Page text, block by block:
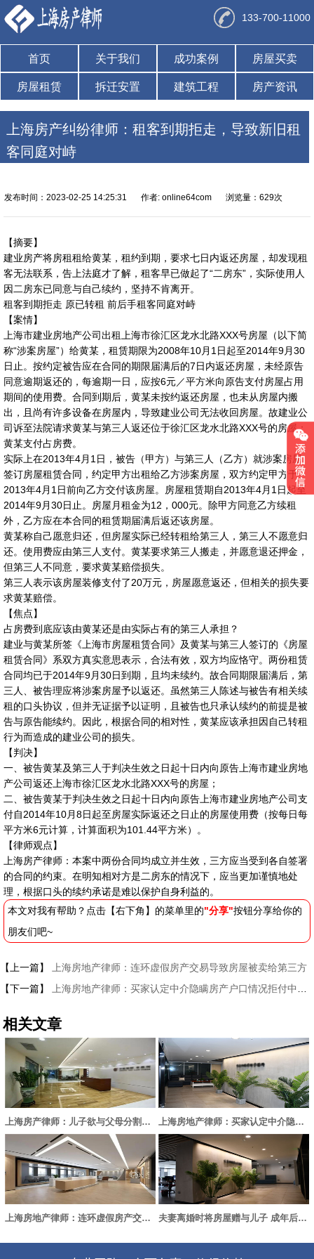
133-700-11000
首页 关于我们 成功案例 房屋买卖
房屋租赁 拆迁安置 建筑工程 房产资讯
上海房产纠纷律师：租客到期拒走，导致新旧租
客同庭对峙
发布时间：2023-02-25 14:25:31 作者: online64com 浏览量：629次
【摘要】
建业房产将房租租给黄某，租约到期，要求七日内返还房屋，却发现租
客无法联系，告上法庭才了解，租客早已做起了“二房东”，实际使用人
因二房东已同意与自己续约，坚持不肯离开。
租客到期拒走 原已转租 前后手租客同庭对峙
【案情】
上海市建业房地产公司出租上海市徐汇区龙水北路XXX号房屋（以下简
称“涉案房屋”）给黄某，租赁期限为2008年10月1日起至2014年9月30
日止。按约定被告应在合同的期限届满后的7日内返还房屋，未经原告
同意逾期返还的，每逾期一日，应按6元／平方米向原告支付房屋占用
期间的使用费。合同到期后，黄某未按约返还房屋，也未从房屋内搬
出，且尚有许多设备在房屋内，导致建业公司无法收回房屋。故建业公
司诉至法院请求黄某与第三人返还位于徐汇区龙水北路XXX号的房屋；
黄某支付占房费。
实际上在2013年4月1日，被告（甲方）与第三人（乙方）就涉案房屋
签订房屋租赁合同，约定甲方出租给乙方涉案房屋，双方约定甲方于
2013年4月1日前向乙方交付该房屋。房屋租赁期自2013年4月1日起至
2014年9月30日止。房屋月租金为12，000元。除甲方同意乙方续租
外，乙方应在本合同的租赁期届满后返还该房屋。
黄某称自己愿意归还，但房屋实际已经转租给第三人，第三人不愿意归
还。使用费应由第三人支付。黄某要求第三人搬走，并愿意退还押金，
但第三人不同意，要求黄某赔偿损失。
第三人表示该房屋装修支付了20万元，房屋愿意返还，但相关的损失要
求黄某赔偿。
【焦点】
占房费到底应该由黄某还是由实际占有的第三人承担？
建业与黄某所签《上海市房屋租赁合同》及黄某与第三人签订的《房屋
租赁合同》系双方真实意思表示，合法有效，双方均应恪守。两份租赁
合同均已于2014年9月30日到期，且均未续约。故合同期限届满后，第
三人、被告理应将涉案房屋予以返还。虽然第三人陈述与被告有相关续
租的口头协议，但并无证据予以证明，且被告也只承认续约的前提是被
告与原告能续约。因此，根据合同的相对性，黄某应该承担因自己转租
行为而造成的建业公司的损失。
【判决】
一、被告黄某及第三人于判决生效之日起十日内向原告上海市建业房地
产公司返还上海市徐汇区龙水北路XXX号的房屋；
二、被告黄某于判决生效之日起十日内向原告上海市建业房地产公司支
付自2014年10月8日起至房屋实际返还之日止的房屋使用费（按每日每
平方米6元计算，计算面积为101.44平方米）。
【律师观点】
上海房产律师：本案中两份合同均成立并生效，三方应当受到各自签署
的合同的约束。在明知相对方是二房东的情况下，应当更加谨慎地处
理，根据口头的续约承诺是难以保护自身利益的。
本文对我有帮助？点击【右下角】的菜单里的"分享"按钮分享给你的
朋友们吧~
【上一篇】
上海房地产律师：连环虚假房产交易导致房屋被卖给第三方
【下一篇】
上海房地产律师：买家认定中介隐瞒房产户口情况拒付中介费
相关文章
上海房产律师：儿子欲与父母分割共有房屋终败诉 上海房地产律师：买家认定中介隐瞒房产户口情况拒付中介费
上海房地产律师：连环虚假房产交易导致房屋被卖给第三方 夫妻离婚时将房屋赠与儿子 成年后儿子起诉要求父亲搬走 法院判了